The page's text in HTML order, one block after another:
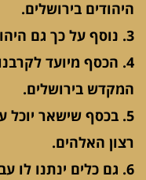
היהודים בירושלים.
3. נוסף על כך גם היהודים הנשארים יתרמו כסף וזהב.
4. הכסף מיועד
המקדש בירושלים.
5. בכסף שישאר יוכל
רצון האלהים.
6. גם כלים ינתנו לו עבור אלוהי ירושלים.